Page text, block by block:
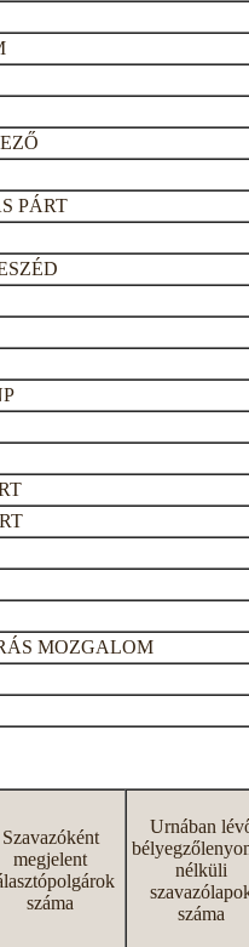
PÁRT
MOZGALOM
Szavazóként
megjelent
száma
Urnában
nélküli
száma